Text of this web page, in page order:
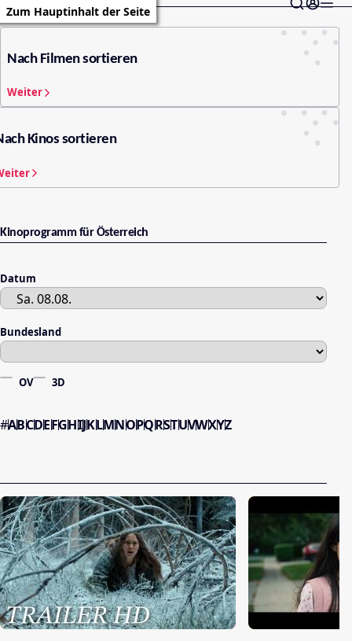
Zum Hauptinhalt der Seite
Nach Filmen sortieren
Weiter
Kinos sortieren
Kinoprogramm für Österreich
Datum
Bundesland
OV 3D
#ABCDEFGHIJKLMNOPQRSTUVWXYZ